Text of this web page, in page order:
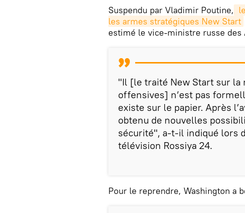
Suspendu par Vladimir Poutine,
les armes stratégiques New Start
estimé le vice-ministre russe des
"Il [le traité New Start sur la
offensives] n’est pas
existe sur le papier. Après
obtenu de nouvelles
sécurité", a-t-il indiqué lors
télévision Rossiya 24.
Pour le reprendre, Washington a